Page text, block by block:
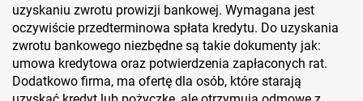
uzyskaniu zwrotu prowizji bankowej. Wymagana jest
oczywiście przedterminowa spłata kredytu. Do uzyskania
zwrotu bankowego niezbędne są takie dokumenty jak:
umowa kredytowa oraz potwierdzenia zapłaconych rat.
Dodatkowo firma, ma ofertę dla osób, które starają